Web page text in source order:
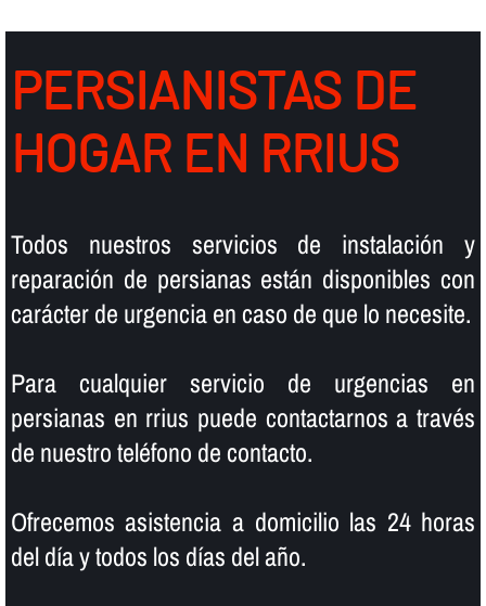
PERSIANISTAS DE
HOGAR EN RRIUS
Todos nuestros servicios de instalación y
reparación de persianas están disponibles con
carácter de urgencia en caso de que lo necesite.
Para cualquier servicio de urgencias en
persianas en rrius puede contactarnos a través
de nuestro teléfono de contacto.
Ofrecemos asistencia a domicilio las 24 horas
del dí­a y todos los dí­as del año.